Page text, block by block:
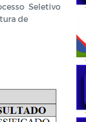
Seletivo
de